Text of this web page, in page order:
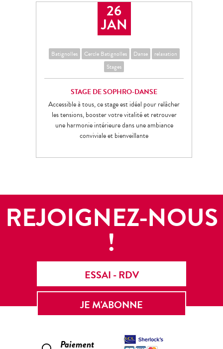
26
JAN
Batignolles Cercle Batignolles Danse
relaxation
Stages
STAGE DE SOPHRO-DANSE
Accessible à tous, ce stage est idéal pour relâcher
les tensions, booster votre vitalité et retrouver
une harmonie intérieure dans une ambiance
conviviale et bienveillante
REJOIGNEZ-NOUS
!
ESSAI - RDV
JE M'ABONNE
Paiement